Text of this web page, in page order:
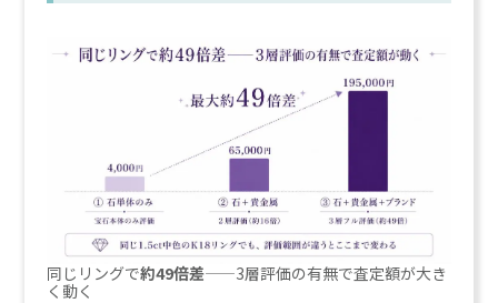
同じリングで約49倍差——3層評価の有無で査定額が大き
く動く